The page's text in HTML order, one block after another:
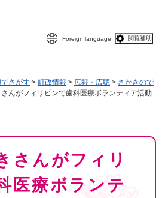
Foreign language 閲覧補助
さがす > 町政情報 > 広報・広聴 > さかきので
さんがフィリピンで歯科医療ボランティア活動
さんがフィリ
医療ボランテ